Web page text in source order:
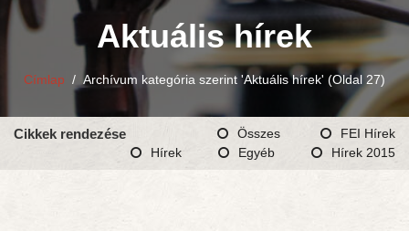
Aktuális hírek
Címlap / Archívum kategória szerint 'Aktuális hírek' (Oldal 27)
Cikkek rendezése Összes
FEI Hírek
Hírek
Egyéb Hírek 2015